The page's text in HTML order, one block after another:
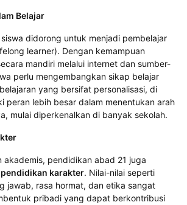
Belajar
didorong untuk menjadi pembelajar
learner). Dengan kemampuan
mandiri melalui internet dan sumber-
perlu mengembangkan sikap belajar
yang bersifat personalisasi, di
peran lebih besar dalam menentukan arah
mulai diperkenalkan di banyak sekolah.
akademis, pendidikan abad 21 juga
pendidikan karakter. Nilai-nilai seperti
jawab, rasa hormat, dan etika sangat
pribadi yang dapat berkontribusi